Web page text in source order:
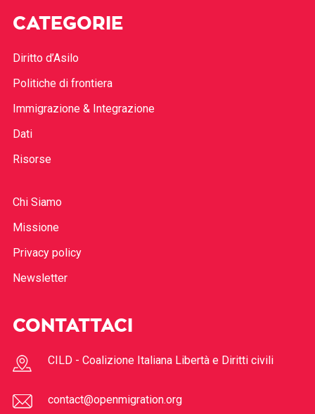
CATEGORIE
Diritto d’Asilo
Politiche di frontiera
Immigrazione & Integrazione
Dati
Risorse
Chi Siamo
Missione
Privacy policy
Newsletter
CONTATTACI
CILD - Coalizione Italiana Libertà e Diritti civili
contact@openmigration.org